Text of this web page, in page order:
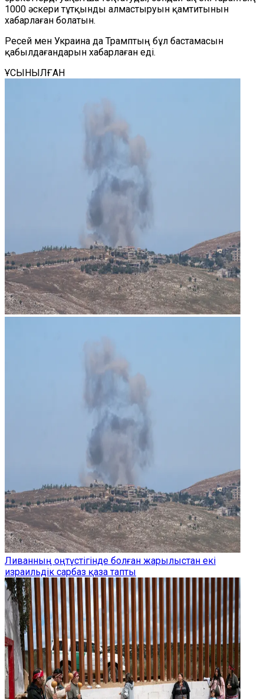
1000 әскери тұтқынды алмастыруын қамтитынын
хабарлаған болатын.
Ресей мен Украина да Трамптың бұл бастамасын
қабылдағандарын хабарлаған еді.
ҰСЫНЫЛҒАН
Ливанның оңтүстігінде болған жарылыстан екі
израильдік сарбаз қаза тапты